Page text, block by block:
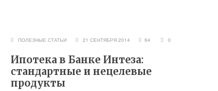
ПОЛЕЗНЫЕ СТАТЬИ 21 СЕНТЯБРЯ 2014 64 0
Ипотека в Банке Интеза:
стандартные и нецелевые
продукты